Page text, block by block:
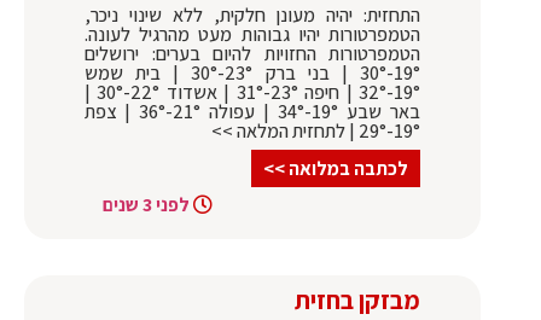
התחזית: יהיה מעונן חלקית, ללא שינוי ניכר,
הטמפרטורות יהיו גבוהות מעט מהרגיל לעונה.
הטמפרטורות החזויות להיום בערים: ירושלים
19°-30° | בני ברק 23°-30° | בית שמש
19°-32° | חיפה 23°-31° | אשדוד 22°-30° |
באר שבע 19°-34° | עפולה 21°-36° | צפת
19°-29° | לתחזית המלאה >>
לכתבה במלואה >>
לפני 3 שנים
מבזקן בחזית